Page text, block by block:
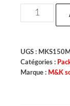
UGS :
Catégories :
Marque : M&K